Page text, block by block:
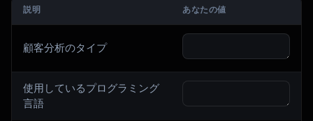
説明 あなたの値
顧客分析のタイプ
使用しているプログラミング
言語